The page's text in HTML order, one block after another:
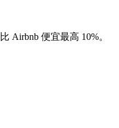
Airbnb 便宜最高 10%。